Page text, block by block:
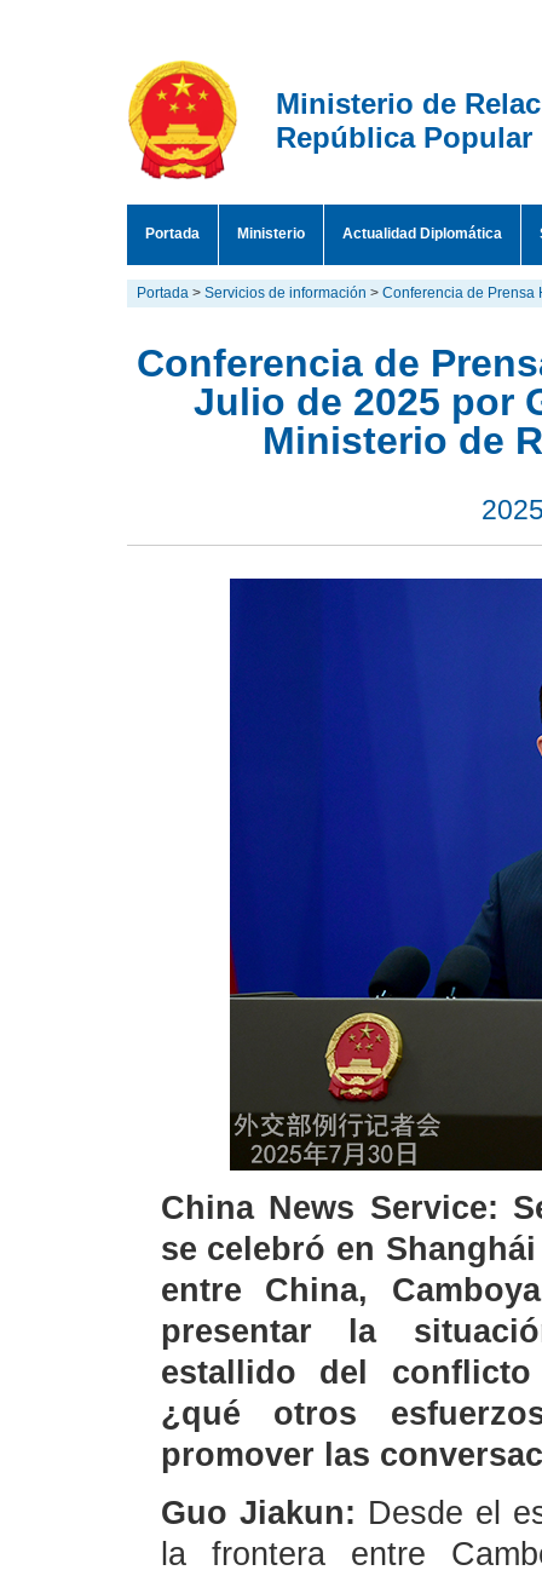
Ministerio de
República Popular
Portada Ministerio Actualidad Diplomática
Portada > Servicios de información > Conferencia de Prensa
Conferencia de
Julio de 2025 por
Ministerio de
China News Service:
se celebró en
entre China,
presentar la
estallido del
¿qué otros
promover las
Guo Jiakun: Desde el
la frontera entre